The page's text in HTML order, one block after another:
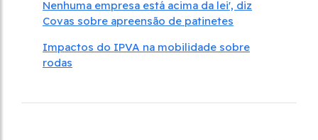
Nenhuma empresa está acima da lei', diz
Covas sobre apreensão de patinetes
Impactos do IPVA na mobilidade sobre
rodas